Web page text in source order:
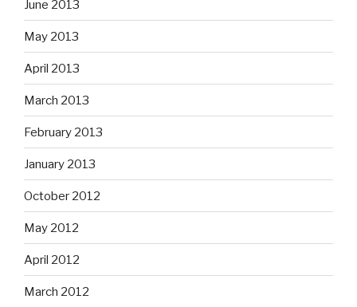
June 2013
May 2013
April 2013
March 2013
February 2013
January 2013
October 2012
May 2012
April 2012
March 2012